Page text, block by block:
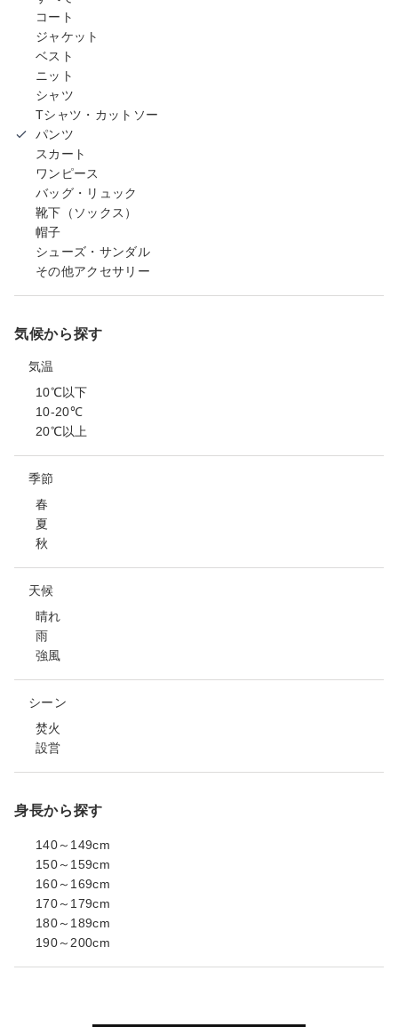
コート
ジャケット
ベスト
ニット
シャツ
Tシャツ・カットソー
パンツ
スカート
ワンピース
バッグ・リュック
靴下（ソックス）
帽子
シューズ・サンダル
その他アクセサリー
気候から探す
気温
10℃以下
10-20℃
20℃以上
季節
春
夏
秋
天候
晴れ
雨
強風
シーン
焚火
設営
身長から探す
140～149cm
150～159cm
160～169cm
170～179cm
180～189cm
190～200cm